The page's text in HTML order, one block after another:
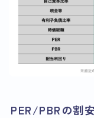
PER/PBRの割